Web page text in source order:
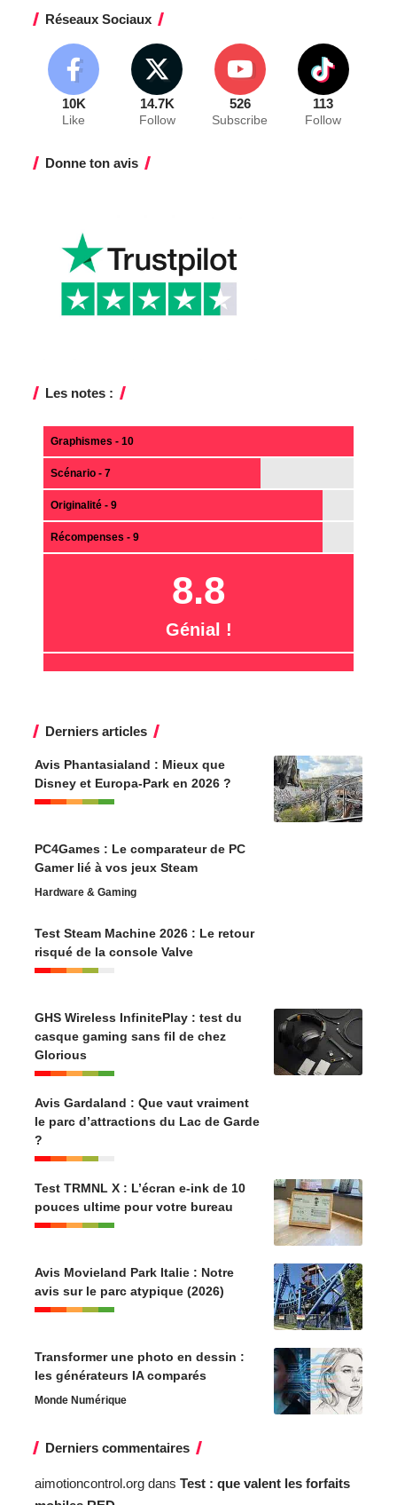
Réseaux Sociaux
10K
Like
14.7K
Follow
526
Subscribe
113
Follow
Donne ton avis
Les notes :
Graphismes - 10
Scénario - 7
Originalité - 9
Récompenses - 9
8.8
Génial !
Derniers articles
Avis Phantasialand : Mieux que
Disney et Europa-Park en 2026 ?
PC4Games : Le comparateur de PC
Gamer lié à vos jeux Steam
Hardware & Gaming
Test Steam Machine 2026 : Le retour
risqué de la console Valve
GHS Wireless InfinitePlay : test du
casque gaming sans fil de chez
Glorious
Avis Gardaland : Que vaut vraiment
le parc d’attractions du Lac de Garde
?
Test TRMNL X : L’écran e-ink de 10
pouces ultime pour votre bureau
Avis Movieland Park Italie : Notre
avis sur le parc atypique (2026)
Transformer une photo en dessin :
les générateurs IA comparés
Monde Numérique
Derniers commentaires
aimotioncontrol.org dans Test : que valent les forfaits